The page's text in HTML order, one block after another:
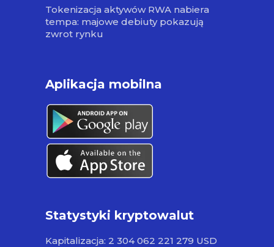
Tokenizacja aktywów RWA nabiera
tempa: majowe debiuty pokazują
zwrot rynku
Aplikacja mobilna
Statystyki kryptowalut
Kapitalizacja: 2 304 062 221 279 USD